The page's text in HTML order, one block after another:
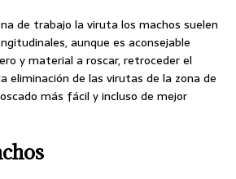
de trabajo la viruta los machos suelen
aunque es aconsejable
y material a roscar, retroceder el
eliminación de las virutas de la zona de
más fácil y incluso de mejor